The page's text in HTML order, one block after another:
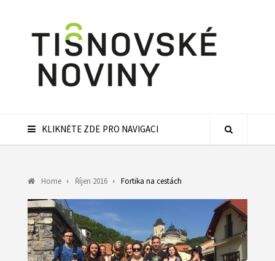
KLIKNĚTE ZDE PRO NAVIGACI
Home Říjen 2016 Fortika na cestách